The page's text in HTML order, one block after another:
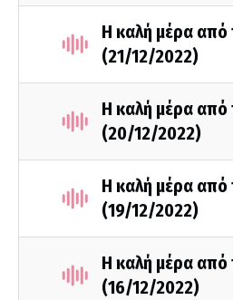
Η καλή μέρα από
(21/12/2022)
Η καλή μέρα από
(20/12/2022)
Η καλή μέρα από
(19/12/2022)
Η καλή μέρα από
(16/12/2022)